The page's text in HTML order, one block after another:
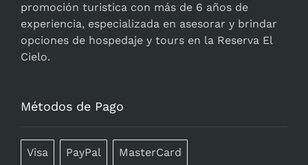
promoción turistica con más de 6 años de
experiencia, especializada en asesorar y brindar
opciones de hospedaje y tours en la Reserva El
Cielo.
Métodos de Pago
Visa PayPal MasterCard